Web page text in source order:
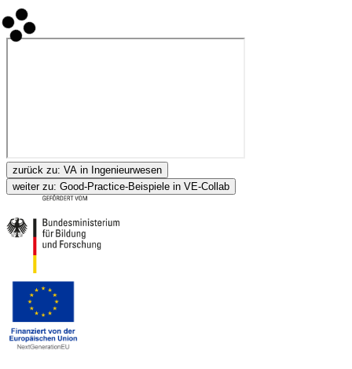
zurück zu: VA in Ingenieurwesen
weiter zu: Good-Practice-Beispiele in VE-Collab